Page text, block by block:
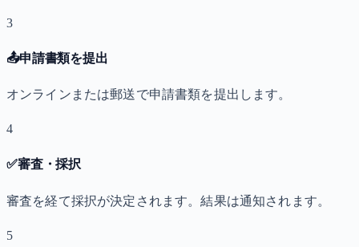
3
📤申請書類を提出
オンラインまたは郵送で申請書類を提出します。
4
✅審査・採択
審査を経て採択が決定されます。結果は通知されます。
5